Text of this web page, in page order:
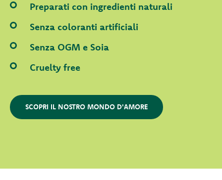
Preparati con ingredienti naturali
Senza coloranti artificiali
Senza OGM e Soia
Cruelty free
SCOPRI IL NOSTRO MONDO D'AMORE